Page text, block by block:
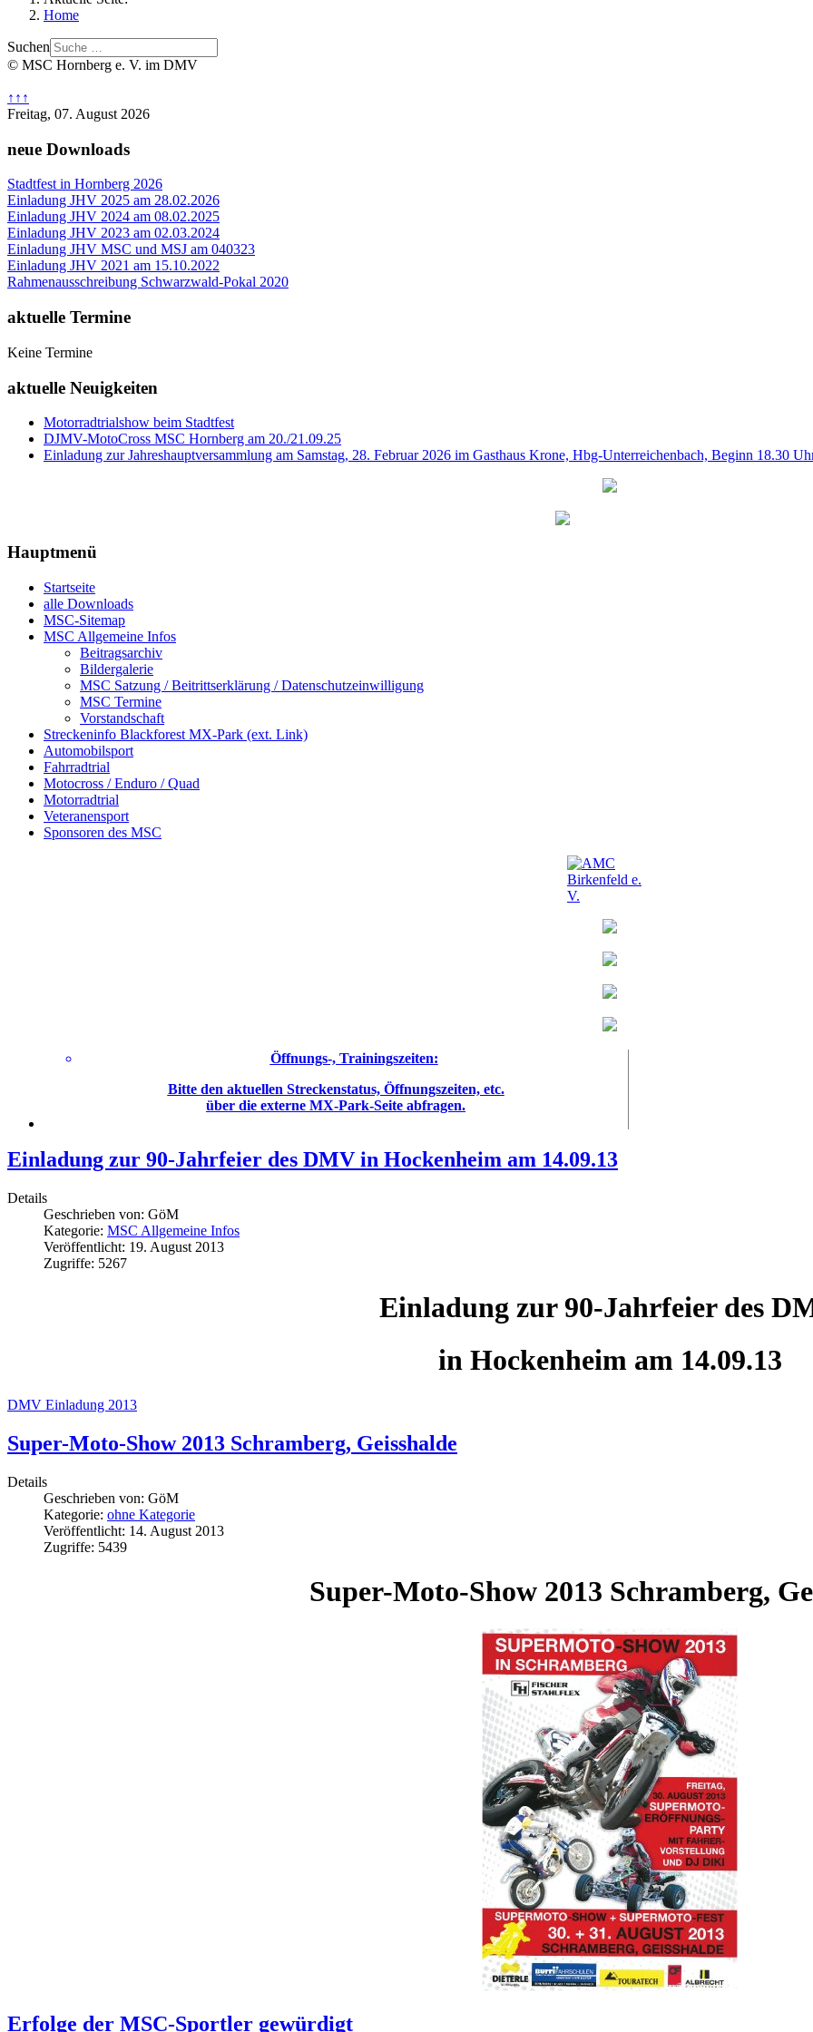
Home
Suchen
© MSC Hornberg e. V. im DMV
↑↑↑
Freitag, 07. August 2026
neue Downloads
Stadtfest in Hornberg 2026
Einladung JHV 2025 am 28.02.2026
Einladung JHV 2024 am 08.02.2025
Einladung JHV 2023 am 02.03.2024
Einladung JHV MSC und MSJ am 040323
Einladung JHV 2021 am 15.10.2022
Rahmenausschreibung Schwarzwald-Pokal 2020
aktuelle Termine
Keine Termine
aktuelle Neuigkeiten
Motorradtrialshow beim Stadtfest
DJMV-MotoCross MSC Hornberg am 20./21.09.25
Einladung zur Jahreshauptversammlung am Samstag, 28. Februar 2026 im Gasthaus Krone, Hbg-Unterreichenbach, Beginn 18.30
Hauptmenü
Startseite
alle Downloads
MSC-Sitemap
MSC Allgemeine Infos
Beitragsarchiv
Bildergalerie
MSC Satzung / Beitrittserklärung / Datenschutzeinwilligung
MSC Termine
Vorstandschaft
Streckeninfo Blackforest MX-Park (ext. Link)
Automobilsport
Fahrradtrial
Motocross / Enduro / Quad
Motorradtrial
Veteranensport
Sponsoren des MSC
Öffnungs-, Trainingszeiten:
Bitte den aktuellen Streckenstatus, Öffnungszeiten, etc.
über die externe MX-Park-Seite abfragen.
Einladung zur 90-Jahrfeier des DMV in Hockenheim am 14.09.13
Details
Geschrieben von: GöM
Kategorie: MSC Allgemeine Infos
Veröffentlicht: 19. August 2013
Zugriffe: 5267
Einladung zur 90-Jahrfeier des
in Hockenheim am 14.09.13
DMV Einladung 2013
Super-Moto-Show 2013 Schramberg, Geisshalde
Details
Geschrieben von: GöM
Kategorie: ohne Kategorie
Veröffentlicht: 14. August 2013
Zugriffe: 5439
Super-Moto-Show 2013 Schramberg,
Erfolge der MSC-Sportler gewürdigt